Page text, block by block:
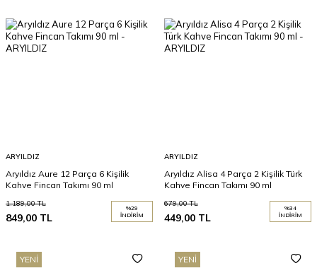
ARYILDIZ
Aryıldız Aure 12 Parça 6 Kişilik
Kahve Fincan Takımı 90 ml
1.189,00TL
849,00 TL
%29
İNDIRIM
ARYILDIZ
Aryıldız Alisa 4 Parça 2 Kişilik Türk
Kahve Fincan Takımı 90 ml
679,00TL
449,00 TL
%34
İNDIRIM
YENI YENI